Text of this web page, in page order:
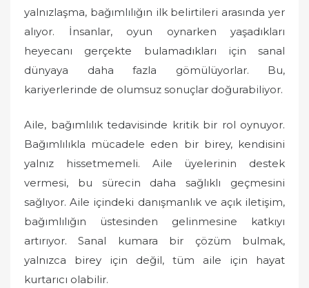
yalnızlaşma, bağımlılığın ilk belirtileri arasında yer
alıyor. İnsanlar, oyun oynarken yaşadıkları
heyecanı gerçekte bulamadıkları için sanal
dünyaya daha fazla gömülüyorlar. Bu,
kariyerlerinde de olumsuz sonuçlar doğurabiliyor.
Aile, bağımlılık tedavisinde kritik bir rol oynuyor.
Bağımlılıkla mücadele eden bir birey, kendisini
yalnız hissetmemeli. Aile üyelerinin destek
vermesi, bu sürecin daha sağlıklı geçmesini
sağlıyor. Aile içindeki danışmanlık ve açık iletişim,
bağımlılığın üstesinden gelinmesine katkıyı
artırıyor. Sanal kumara bir çözüm bulmak,
yalnızca birey için değil, tüm aile için hayat
kurtarıcı olabilir.